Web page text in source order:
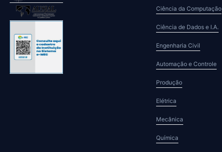
Ciência da Computação
Ciência de Dados e I.A.
Engenharia Civil
Automação e Controle
Produção
Elétrica
Mecânica
Química